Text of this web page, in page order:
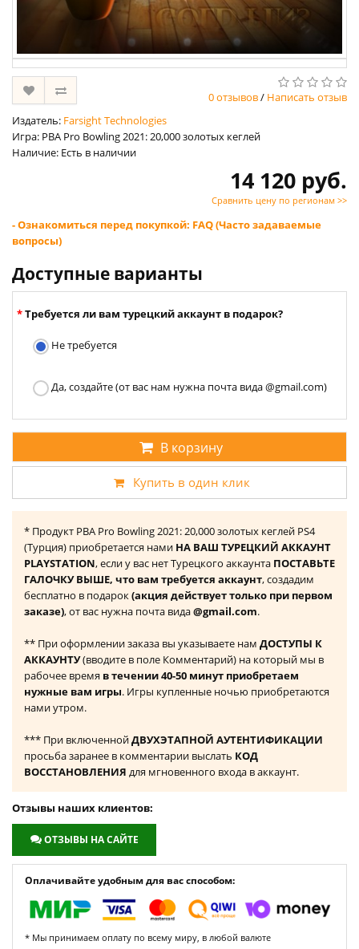
0 отзывов/ Написать отзыв
Издатель: Farsight Technologies
Игра: PBA Pro Bowling 2021: 20,000 золотых кеглей
Наличие: Есть в наличии
14 120 руб.
Сравнить цену по регионам >>
- Ознакомиться перед покупкой: FAQ (Часто задаваемые
вопросы)
Доступные варианты
Требуется ли вам турецкий аккаунт в подарок?
Не требуется
Да, создайте (от вас нам нужна почта вида @gmail.com)
В корзину
Купить в один клик
* Продукт PBA Pro Bowling 2021: 20,000 золотых кеглей PS4
(Турция) приобретается нами НА ВАШ ТУРЕЦКИЙ АККАУНТ
PLAYSTATION, если у вас нет Турецкого аккаунта ПОСТАВЬТЕ
ГАЛОЧКУ ВЫШЕ, что вам требуется аккаунт, создадим
бесплатно в подарок(акция действует только при первом
заказе), от вас нужна почта вида@gmail.com.
** При оформлении заказа вы указываете нам ДОСТУПЫ К
АККАУНТУ(вводите в поле Комментарий) на который мы в
рабочее время в течении 40-50 минут приобретаем
нужные вам игры. Игры купленные ночью приобретаются
нами утром.
*** При включеннойДВУХЭТАПНОЙ АУТЕНТИФИКАЦИИ
просьба заранее в комментарии выслать КОД
ВОССТАНОВЛЕНИЯ для мгновенного входа в аккаунт.
Отзывы наших клиентов:
ОТЗЫВЫ НА САЙТЕ
Оплачивайте удобным для вас способом:
* Мы принимаем оплату по всему миру, в любой валюте